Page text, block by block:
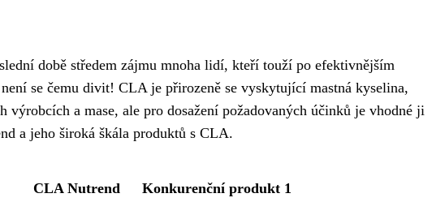
době středem zájmu mnoha lidí, kteří touží po efektivnějším
se čemu divit! CLA je přirozeně se vyskytující mastná kyselina,
výrobcích a mase, ale pro dosažení požadovaných účinků je vhodné ji
a jeho široká škála produktů s CLA.
CLA Nutrend Konkurenční produkt 1